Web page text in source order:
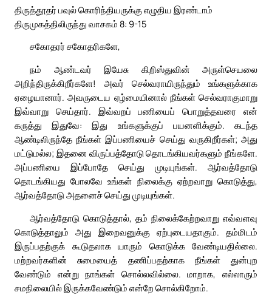
திருத்தூதர் பவுல் கொரிந்தியருக்கு எழுதிய இரண்டாம்
திருமுகத்திலிருந்து வாசகம் 8: 9-15
சகோதரர் சகோதரிகளே,
நம் ஆண்டவர் இயேசு கிறிஸ்துவின் அருள்செயலை
அறிந்திருக்கிறீர்களே! அவர் செல்வராயிருந்தும் உங்களுக்காக
ஏழையானார். அவருடைய ஏழ்மையினால் நீங்கள் செல்வராகுமாறு
இவ்வாறு செய்தார். இவ்வறப் பணியைப் பொறுத்தவரை என்
கருத்து இதுவே: இது உங்களுக்குப் பயனளிக்கும். கடந்த
ஆண்டிலிருந்தே நீங்கள் இப்பணியைச் செய்து வருகிறீர்கள்; அது
மட்டுமல்ல; இதனை விருப்பத்தோடு தொடங்கியவர்களும் நீங்களே.
அப்பணியை இப்போதே செய்து முடியுங்கள். ஆர்வத்தோடு
தொடங்கியது போலவே உங்கள் நிலைக்கு ஏற்றவாறு கொடுத்து,
ஆர்வத்தோடு அதனைச் செய்து முடியுங்கள்.
ஆர்வத்தோடு கொடுத்தால், தம் நிலைக்கேற்றவாறு எவ்வளவு
கொடுத்தாலும் அது இறைவனுக்கு ஏற்புடையதாகும். தம்மிடம்
இருப்பதற்குக் கூடுதலாக யாரும் கொடுக்க வேண்டியதில்லை.
மற்றவர்களின் சுமையைத் தணிப்பதற்காக நீங்கள் துன்புற
வேண்டும் என்று நாங்கள் சொல்லவில்லை. மாறாக, எல்லாரும்
சமநிலையில் இருக்கவேண்டும் என்றே சொல்கிறோம்.